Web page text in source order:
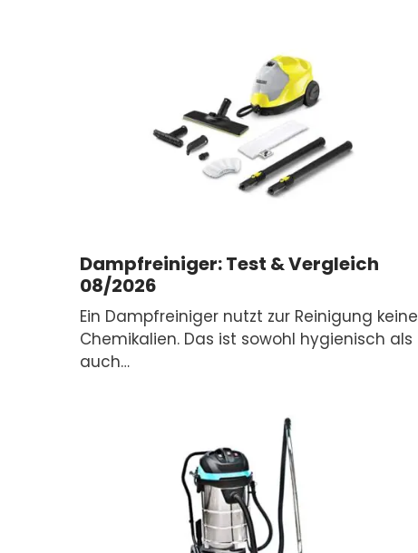
Dampfreiniger: Test & Vergleich
08/2026
Ein Dampfreiniger nutzt zur Reinigung keine
Chemikalien. Das ist sowohl hygienisch als
auch…